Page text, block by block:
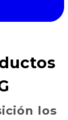
los